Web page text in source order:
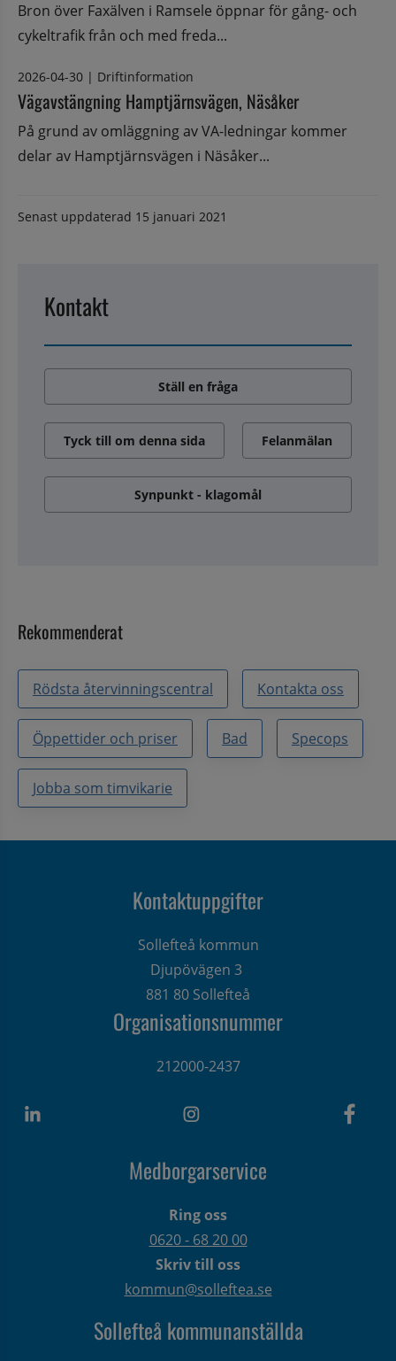
Bron över Faxälven i Ramsele öppnar för gång- och
cykeltrafik från och med freda...
2026-04-30 | Driftinformation
Vägavstängning Hamptjärnsvägen, Näsåker
På grund av omläggning av VA-ledningar kommer
delar av Hamptjärnsvägen i Näsåker...
Senast uppdaterad 15 januari 2021
Kontakt
Ställ en fråga
Tyck till om denna sida Felanmälan
Synpunkt - klagomål
Rekommenderat
Rödsta återvinningscentral Kontakta oss
Öppettider och priser Bad Specops
Jobba som timvikarie
Kontaktuppgifter
Sollefteå kommun
Djupövägen 3
881 80 Sollefteå
Organisationsnummer
212000-2437
Medborgarservice
Ring oss
0620 - 68 20 00
Skriv till oss
kommun@solleftea.se
Sollefteå kommunanställda